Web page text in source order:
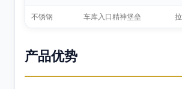
不锈钢 车库入口精神堡垒
产品优势